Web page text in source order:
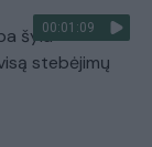
00:01:09
šyla
stebėjimų